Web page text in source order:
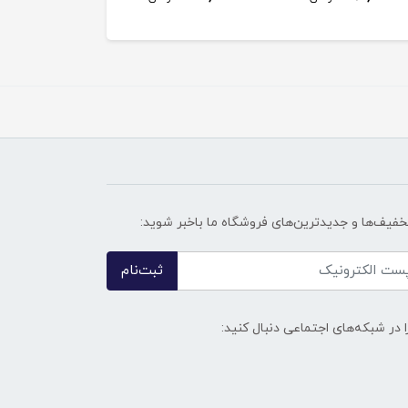
و جدیدترین‌های فروشگاه ما باخبر شوید:
ثبت‌نام
در شبکه‌های اجتماعی دنبال کنید: